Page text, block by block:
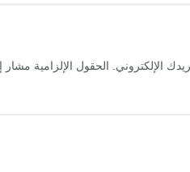
الإلكتروني. الحقول الإلزامية مشار